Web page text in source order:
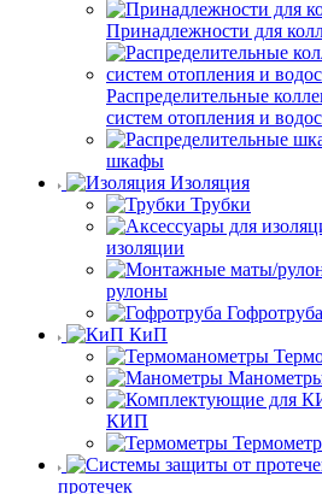
Принадлежности для
Распределительные
систем отопления и
шкафы
Изоляция
Трубки
изоляции
рулоны
Гофротруба
КиП
КИП
протечек